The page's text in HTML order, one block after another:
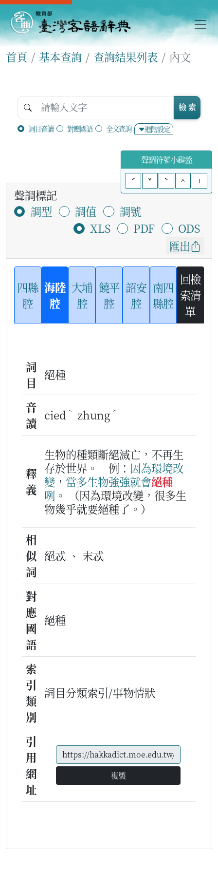
首頁 基本查詢 查詢結果列表 內文
詞目音讀 對應國語 全文查詢 進階設定
檢 索
聲調符號小鍵盤
ˊ
ˇ ˋ ^ +
聲調標記
調型
調值
調號
XLS
PDF
ODS
匯出
四縣
腔
海陸
腔
大埔
腔
饒平
腔
詔安
腔
南四
縣腔
回檢
索清
單
詞
目
絕種
音
讀
cied ˋ zhung ˊ
釋
義
生物的種類斷絕滅亡，不再生
存於世界。
例： 因為環境改
變 ， 當多生物強強就會絕種
咧 。
（因為環境改變，很多生
物幾乎就要絕種了。）
相
似
詞
絕忒 、 末忒
對
應
國
語
絕種
索
引
類
別
詞目分類索引/事物情狀
引
用
網
址
複製